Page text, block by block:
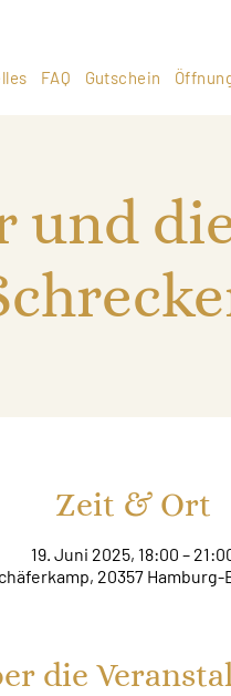
FAQ Gutschein
und
Zeit & Ort
19. Juni 2025, 18:00 –
20357
die